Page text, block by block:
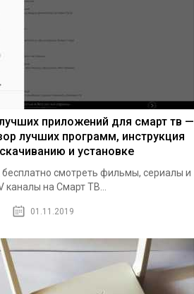
приложений для смарт тв —
лучших программ, инструкция
и установке
бесплатно смотреть фильмы, сериалы и
каналы на Смарт ТВ...
01.11.2019